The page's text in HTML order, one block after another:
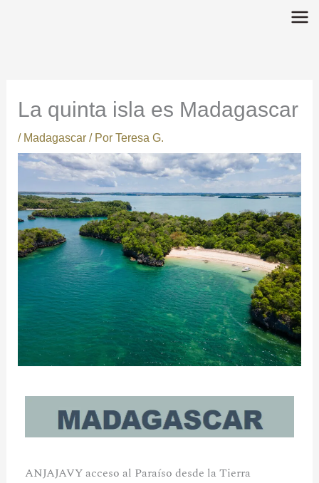
La quinta isla es Madagascar
/ Madagascar/ Por Teresa G.
ANJAJAVY acceso al Paraíso desde la Tierra